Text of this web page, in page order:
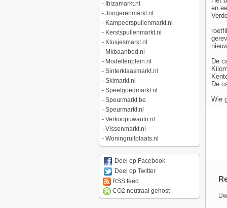
- Ibizamarkt.nl
- Jongerenmarkt.nl
- Kampeerspullenmarkt.nl
- Kerstspullenmarkt.nl
- Klusjesmarkt.nl
- Mkbaanbod.nl
- Modellenplein.nl
- Sinterklaasmarkt.nl
- Skimarkt.nl
- Speelgoedmarkt.nl
- Speurmarkt.be
- Speurmarkt.nl
- Verkoopuwauto.nl
- Vissenmarkt.nl
- Woningruilplaats.nl
Deel op Facebook
Deel op Twitter
RSS feed
CO2 neutraal gehost
en
De
De
Wie